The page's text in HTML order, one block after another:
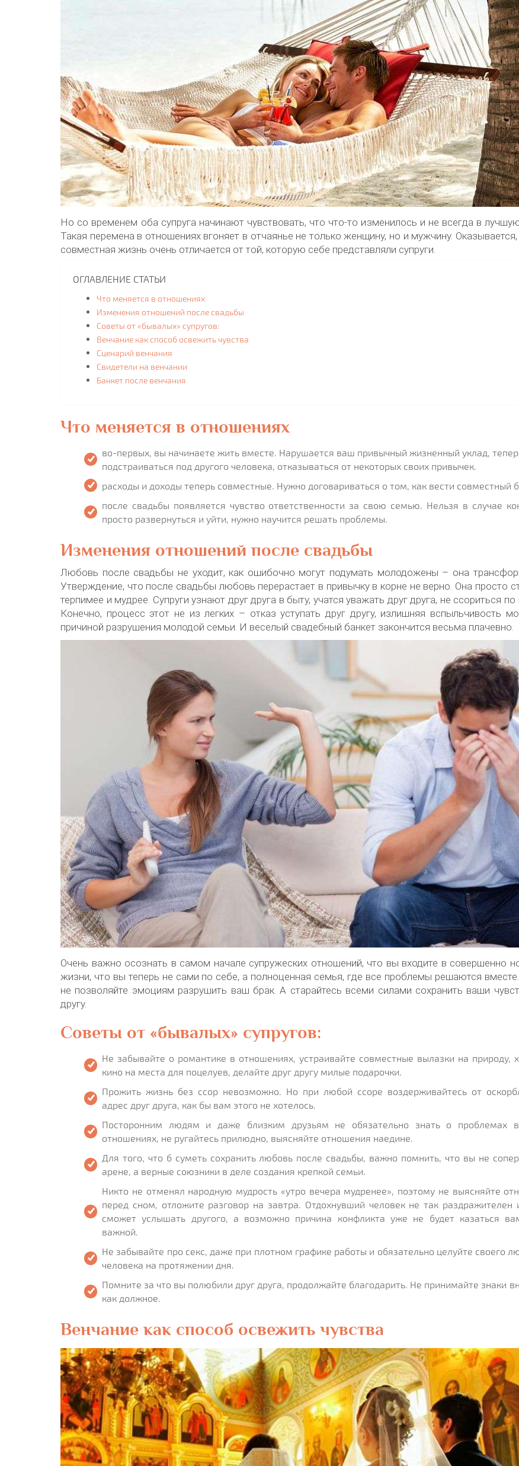
Но со временем оба супруга начинают чувствовать, что что-то изменилось и не всегда в
Такая перемена в отношениях вгоняет в отчаянье не только женщину, но и мужчину. Оказывается,
совместная жизнь очень отличается от той, которую себе представляли супруги.
ОГЛАВЛЕНИЕ СТАТЬИ
Что меняется в отношениях
Изменения отношений после свадьбы
Советы от «бывалых» супругов:
Венчание как способ освежить чувства
Сценарий венчания
Свидетели на венчании
Банкет после венчания
Что меняется в отношениях
во-первых, вы начинаете жить вместе. Нарушается ваш привычный жизненный уклад,
подстраиваться под другого человека, отказываться от некоторых своих привычек.
расходы и доходы теперь совместные. Нужно договариваться о том, как вести совместный
после свадьбы появляется чувство ответственности за свою семью. Нельзя в случае
просто развернуться и уйти, нужно научится решать проблемы.
Изменения отношений после свадьбы
Любовь после свадьбы не уходит, как ошибочно могут подумать молодожены – она
Утверждение, что после свадьбы любовь перерастает в привычку в корне не верно. Она просто
терпимее и мудрее. Супруги узнают друг друга в быту, учатся уважать друг друга, не ссориться по
Конечно, процесс этот не из легких – отказ уступать друг другу, излишняя вспыльчивость
причиной разрушения молодой семьи. И веселый свадебный банкет закончится весьма плачевно.
Очень важно осознать в самом начале супружеских отношений, что вы входите в совершенно
жизни, что вы теперь не сами по себе, а полноценная семья, где все проблемы решаются
не позволяйте эмоциям разрушить ваш брак. А старайтесь всеми силами сохранить ваши
другу.
Советы от «бывалых» супругов:
Не забывайте о романтике в отношениях, устраивайте совместные вылазки на природу,
кино на места для поцелуев, делайте друг другу милые подарочки.
Прожить жизнь без ссор невозможно. Но при любой ссоре воздерживайтесь от
адрес друг друга, как бы вам этого не хотелось.
Посторонним людям и даже близким друзьям не обязательно знать о проблемах
отношениях, не ругайтесь прилюдно, выясняйте отношения наедине.
Для того, что б суметь сохранить любовь после свадьбы, важно помнить, что вы не
арене, а верные союзники в деле создания крепкой семьи.
Никто не отменял народную мудрость «утро вечера мудренее», поэтому не выясняйте
перед сном, отложите разговор на завтра. Отдохнувший человек не так раздражителен
сможет услышать другого, а возможно причина конфликта уже не будет казаться
важной.
Не забывайте про секс, даже при плотном графике работы и обязательно целуйте своего
человека на протяжении дня.
Помните за что вы полюбили друг друга, продолжайте благодарить. Не принимайте знаки
как должное.
Венчание как способ освежить чувства